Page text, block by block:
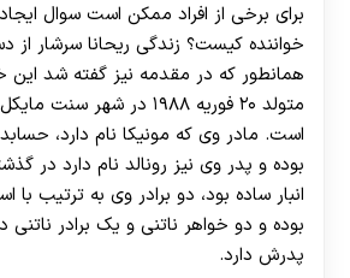
برای برخی از افراد ممکن است سوال
خواننده کیست؟ زندگی ریحانا سرشار
همانطور که در مقدمه نیز گفته شد این
متولد ۲۰ فوریه ۱۹۸۸ در
است. مادر وی که مونیکا نام دارد،
بوده و پدر وی نیز رونالد نام دارد در
انبار ساده بود، دو برادر وی به ترتیب با
بوده و دو خواهر ناتنی و یک برادر ناتنی
پدرش دارد.